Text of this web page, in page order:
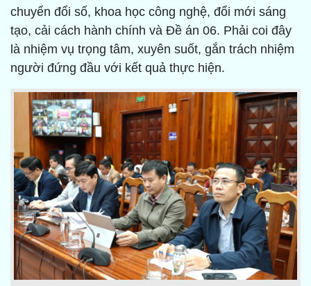
chuyển đổi số, khoa học công nghệ, đổi mới sáng
tạo, cải cách hành chính và Đề án 06. Phải coi đây
là nhiệm vụ trọng tâm, xuyên suốt, gắn trách nhiệm
người đứng đầu với kết quả thực hiện.